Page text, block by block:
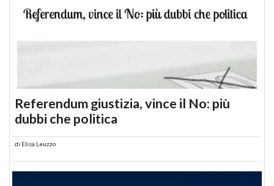
Referendum giustizia, vince il No: più
dubbi che politica
di Elisa Leuzzo